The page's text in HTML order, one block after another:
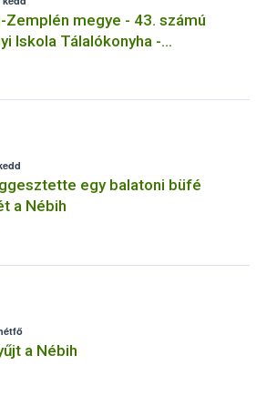
Zemplén megye - 43. számú
Iskola Tálalókonyha -
egy balatoni büfé
a Nébih
a Nébih